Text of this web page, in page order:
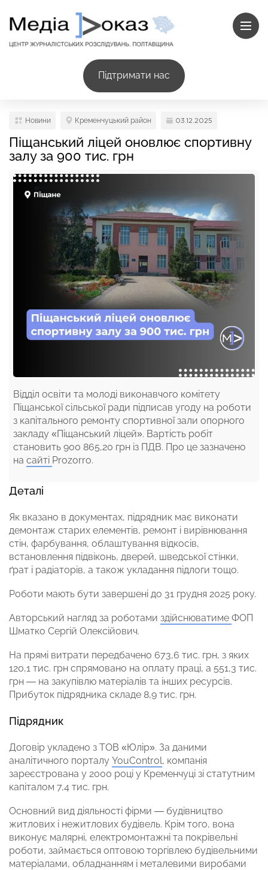
Підтримати нас
Новини Кременчуцький район 03.12.2025
Піщанський ліцей оновлює спортивну
залу за 900 тис. грн
Відділ освіти та молоді виконавчого комітету
Піщанської сільської ради підписав угоду на роботи
з капітального ремонту спортивної зали опорного
закладу «Піщанський ліцей». Вартість робіт
становить 900 865,20 грн із ПДВ. Про це зазначено
на сайті Prozorro.
Деталі
Як вказано в документах, підрядник має виконати
демонтаж старих елементів, ремонт і вирівнювання
стін, фарбування, облаштування відкосів,
встановлення підвіконь, дверей, шведської стінки,
ґрат і радіаторів, а також укладання підлоги тощо.
Роботи мають бути завершені до 31 грудня 2025 року.
Авторський нагляд за роботами здійснюватиме ФОП
Шматко Сергій Олексійович.
На прямі витрати передбачено 673,6 тис. грн, з яких
120,1 тис. грн спрямовано на оплату праці, а 551,3 тис.
грн — на закупівлю матеріалів та інших ресурсів.
Прибуток підрядника складе 8,9 тис. грн.
Підрядник
Договір укладено з ТОВ «Юлір». За даними
аналітичного порталу YouControl, компанія
зареєстрована у 2000 році у Кременчуці зі статутним
капіталом 7,4 тис. грн.
Основний вид діяльності фірми — будівництво
житлових і нежитлових будівель. Крім того, вона
виконує малярні, електромонтажні та покрівельні
роботи, займається оптовою торгівлею будівельними
матеріалами, обладнанням і металевими виробами